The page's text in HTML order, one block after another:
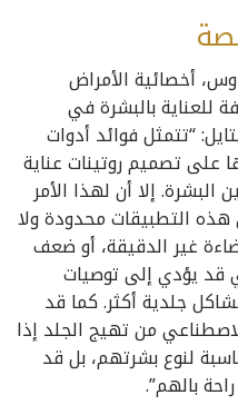
أخصائية الأمراض
للعناية بالبشرة في
“تتمثل فوائد أدوات
على تصميم روتينات عناية
إلا أن لهذا الأمر
هذه التطبيقات محدودة ولا
غير الدقيقة، أو ضعف
قد يؤدي إلى توصيات
جلدية أكثر. كما قد
من تهيج الجلد إذا
لنوع بشرتهم، بل قد
بالهم”.